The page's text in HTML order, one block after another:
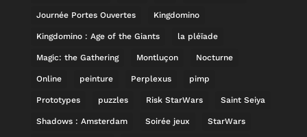
Journée Portes Ouvertes Kingdomino
Kingdomino : Age of the Giants la pléïade
Magic: the Gathering Montluçon Nocturne
Online peinture Perplexus pimp
Prototypes puzzles Risk StarWars Saint Seiya
Shadows : Amsterdam Soirée jeux StarWars